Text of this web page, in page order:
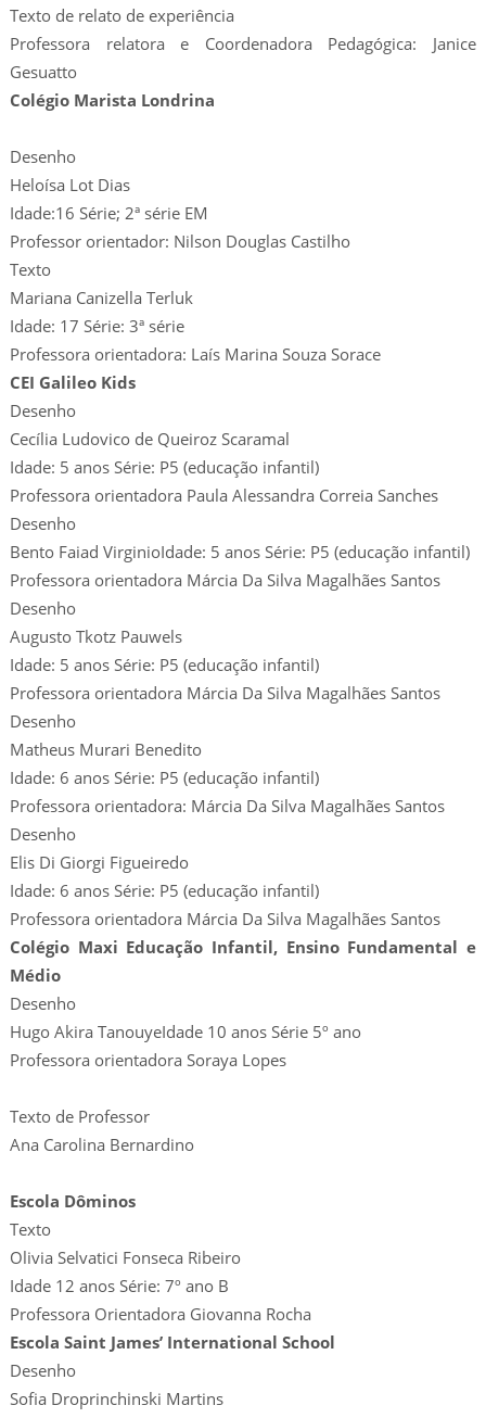
Texto de relato de experiência
Professora relatora e Coordenadora Pedagógica: Janice
Gesuatto
Colégio Marista Londrina
Desenho
Heloísa Lot Dias
Idade:16 Série; 2ª série EM
Professor orientador: Nilson Douglas Castilho
Texto
Mariana Canizella Terluk
Idade: 17 Série: 3ª série
Professora orientadora: Laís Marina Souza Sorace
CEI Galileo Kids
Desenho
Cecília Ludovico de Queiroz Scaramal
Idade: 5 anos Série: P5 (educação infantil)
Professora orientadora Paula Alessandra Correia Sanches
Desenho
Bento Faiad VirginioIdade: 5 anos Série: P5 (educação infantil)
Professora orientadora Márcia Da Silva Magalhães Santos
Desenho
Augusto Tkotz Pauwels
Idade: 5 anos Série: P5 (educação infantil)
Professora orientadora Márcia Da Silva Magalhães Santos
Desenho
Matheus Murari Benedito
Idade: 6 anos Série: P5 (educação infantil)
Professora orientadora: Márcia Da Silva Magalhães Santos
Desenho
Elis Di Giorgi Figueiredo
Idade: 6 anos Série: P5 (educação infantil)
Professora orientadora Márcia Da Silva Magalhães Santos
Colégio Maxi Educação Infantil, Ensino Fundamental e
Médio
Desenho
Hugo Akira TanouyeIdade 10 anos Série 5º ano
Professora orientadora Soraya Lopes
Texto de Professor
Ana Carolina Bernardino
Escola Dôminos
Texto
Olivia Selvatici Fonseca Ribeiro
Idade 12 anos Série: 7º ano B
Professora Orientadora Giovanna Rocha
Escola Saint James’ International School
Desenho
Sofia Droprinchinski Martins